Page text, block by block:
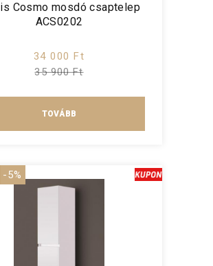
Cosmo mosdó csaptelep
ACS0202
34 000 Ft
35 900 Ft
TOVÁBB
-5%